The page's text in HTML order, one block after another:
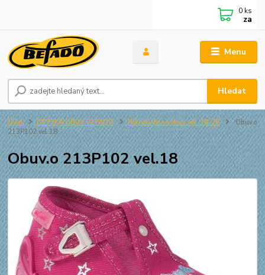
Menu
Hledat
0 ks
za
Úvod DĚTSKÁ OBUV BEFADO Pokračujte na obuv vel. 18-26
Obuv.o
213P102 vel.18
Obuv.o 213P102 vel.18